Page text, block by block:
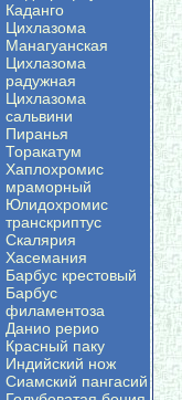
Каданго
Цихлазома
Манагуанская
Цихлазома
радужная
Цихлазома
сальвини
Пиранья
Торакатум
Хаплохромис
мраморный
Юлидохромис
транскриптус
Скалярия
Хасемания
Барбус крестовый
Барбус
филаментоза
Данио рерио
Красный паку
Индийский нож
Сиамский пангасий